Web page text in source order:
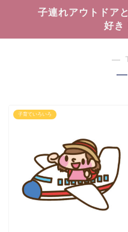
子連れアウトドア
好き
―
子育ていろいろ